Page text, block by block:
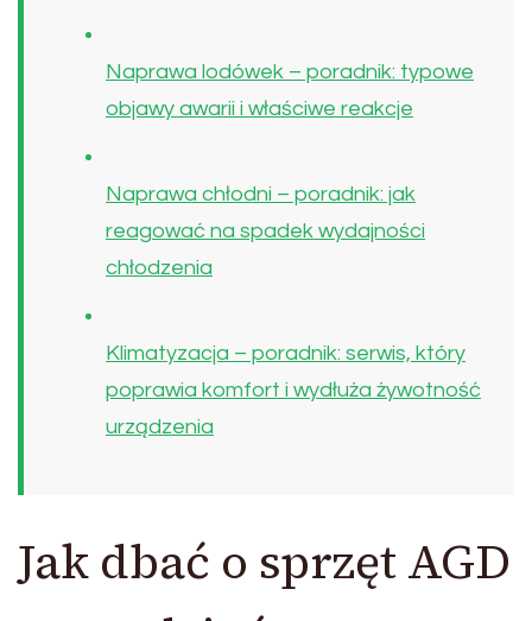
Naprawa lodówek – poradnik: typowe
objawy awarii i właściwe reakcje
Naprawa chłodni – poradnik: jak
reagować na spadek wydajności
chłodzenia
Klimatyzacja – poradnik: serwis, który
poprawia komfort i wydłuża żywotność
urządzenia
Jak dbać o sprzęt AGD